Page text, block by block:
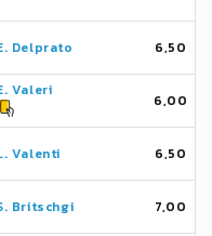
Delprato 6,50
Valeri
6,00
Valenti 6,50
Britschgi 7,00